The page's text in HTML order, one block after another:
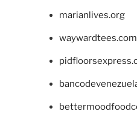
marianlives.org
waywardtees.com